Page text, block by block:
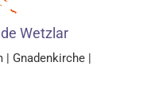
Wetzlar
| Gnadenkirche |